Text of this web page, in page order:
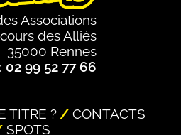
Associations
des Alliés
35000 Rennes
02 99 52 77 66
TITRE ?
CONTACTS
SPOTS